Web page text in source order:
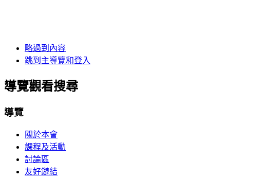
略過到內容
跳到主導覽和登入
導覽觀看搜尋
導覽
關於本會
課程及活動
討論區
友好鏈結